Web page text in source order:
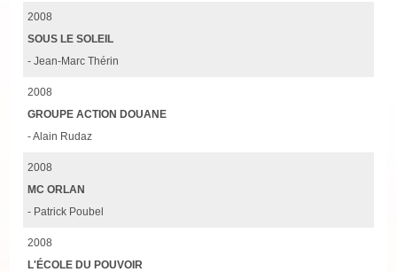
2008
SOUS LE SOLEIL
- Jean-Marc Thérin
2008
GROUPE ACTION DOUANE
- Alain Rudaz
2008
MC ORLAN
- Patrick Poubel
2008
L'ÉCOLE DU POUVOIR